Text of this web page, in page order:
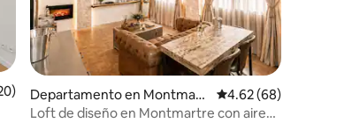
promedio: 4.78 de 5; 120 evaluaciones
Departamento en Montmart
re
Calificación
4.62 (68)
Loft de diseño en Montmartre con aire